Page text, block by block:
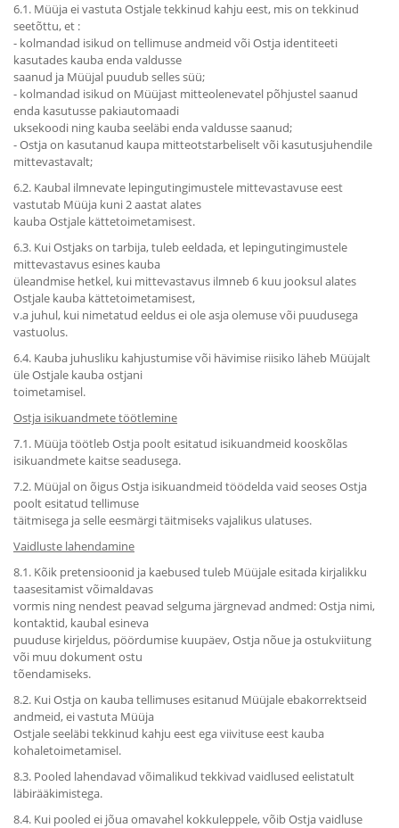
6.1. Müüja ei vastuta Ostjale tekkinud kahju eest, mis on tekkinud
seetõttu, et :
- kolmandad isikud on tellimuse andmeid või Ostja identiteeti
kasutades kauba enda valdusse
saanud ja Müüjal puudub selles süü;
- kolmandad isikud on Müüjast mitteolenevatel põhjustel saanud
enda kasutusse pakiautomaadi
uksekoodi ning kauba seeläbi enda valdusse saanud;
- Ostja on kasutanud kaupa mitteotstarbeliselt või kasutusjuhendile
mittevastavalt;
6.2. Kaubal ilmnevate lepingutingimustele mittevastavuse eest
vastutab Müüja kuni 2 aastat alates
kauba Ostjale kättetoimetamisest.
6.3. Kui Ostjaks on tarbija, tuleb eeldada, et lepingutingimustele
mittevastavus esines kauba
üleandmise hetkel, kui mittevastavus ilmneb 6 kuu jooksul alates
Ostjale kauba kättetoimetamisest,
v.a juhul, kui nimetatud eeldus ei ole asja olemuse või puudusega
vastuolus.
6.4. Kauba juhusliku kahjustumise või hävimise riisiko läheb Müüjalt
üle Ostjale kauba ostjani
toimetamisel.
Ostja isikuandmete töötlemine
7.1. Müüja töötleb Ostja poolt esitatud isikuandmeid kooskõlas
isikuandmete kaitse seadusega.
7.2. Müüjal on õigus Ostja isikuandmeid töödelda vaid seoses Ostja
poolt esitatud tellimuse
täitmisega ja selle eesmärgi täitmiseks vajalikus ulatuses.
Vaidluste lahendamine
8.1. Kõik pretensioonid ja kaebused tuleb Müüjale esitada kirjalikku
taasesitamist võimaldavas
vormis ning nendest peavad selguma järgnevad andmed: Ostja nimi,
kontaktid, kaubal esineva
puuduse kirjeldus, pöördumise kuupäev, Ostja nõue ja ostukviitung
või muu dokument ostu
tõendamiseks.
8.2. Kui Ostja on kauba tellimuses esitanud Müüjale ebakorrektseid
andmeid, ei vastuta Müüja
Ostjale seeläbi tekkinud kahju eest ega viivituse eest kauba
kohaletoimetamisel.
8.3. Pooled lahendavad võimalikud tekkivad vaidlused eelistatult
läbirääkimistega.
8.4. Kui pooled ei jõua omavahel kokkuleppele, võib Ostja vaidluse